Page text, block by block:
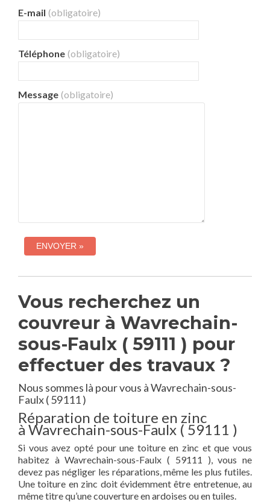
E-mail (obligatoire)
Téléphone (obligatoire)
Message (obligatoire)
Vous recherchez un
couvreur à Wavrechain-
sous-Faulx ( 59111 ) pour
effectuer des travaux ?
Nous sommes là pour vous à Wavrechain-sous-
Faulx ( 59111 )
Réparation de toiture en zinc
à Wavrechain-sous-Faulx ( 59111 )
Si vous avez opté pour une toiture en zinc et que vous
habitez à Wavrechain-sous-Faulx ( 59111 ), vous ne
devez pas négliger les réparations, même les plus futiles.
Une toiture en zinc doit évidemment être entretenue, au
même titre qu’une couverture en ardoises ou en tuiles.